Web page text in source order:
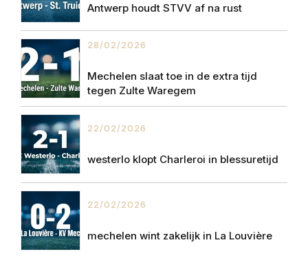
Antwerp houdt STVV af na rust
28/02/2026
Mechelen slaat toe in de extra tijd
tegen Zulte Waregem
22/02/2026
westerlo klopt Charleroi in blessuretijd
22/02/2026
mechelen wint zakelijk in La Louvière